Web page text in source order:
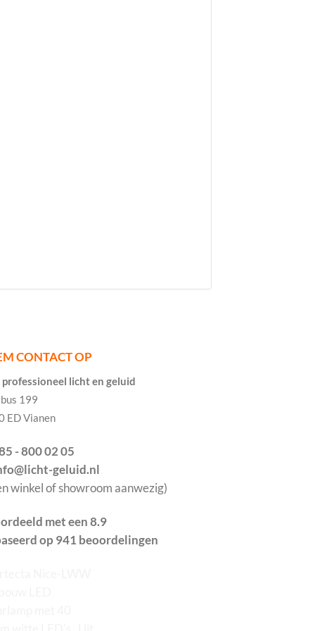
CONTACT OP
professioneel licht en geluid
199
ED Vianen
- 800 02 05
geluid.nl
winkel of showroom aanwezig)
met een 8.9
op 941 beoordelingen